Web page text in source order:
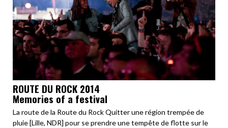
ROUTE DU ROCK 2014
Memories of a festival
La route de la Route du Rock Quitter une région trempée de
pluie [Lille, NDR] pour se prendre une tempête de flotte sur le